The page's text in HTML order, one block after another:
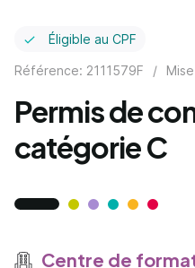
Éligible au CPF
Référence: 2111579F /
Permis de
catégorie C
Centre de